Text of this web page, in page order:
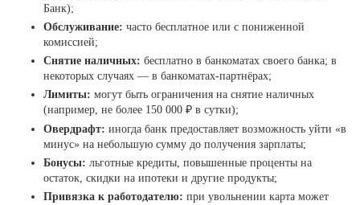
Банк);
Обслуживание: часто бесплатное или с пониженной
комиссией;
Снятие наличных: бесплатно в банкоматах своего банка; в
некоторых случаях — в банкоматах-партнёрах;
Лимиты: могут быть ограничения на снятие наличных
(например, не более 150 000 ₽ в сутки);
Овердрафт: иногда банк предоставляет возможность уйти «в
минус» на небольшую сумму до получения зарплаты;
Бонусы: льготные кредиты, повышенные проценты на
остаток, скидки на ипотеки и другие продукты;
Привязка к работодателю: при увольнении карта может